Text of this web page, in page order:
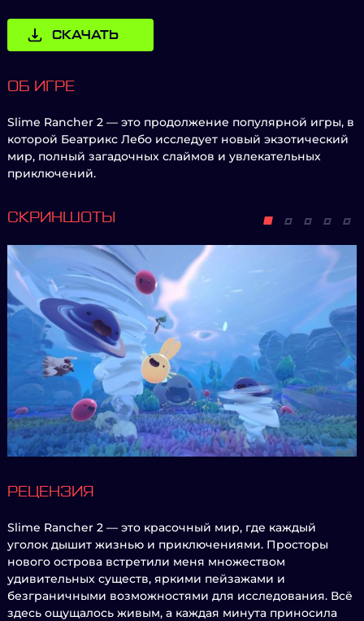
СКАЧАТЬ
ОБ ИГРЕ
Slime Rancher 2 — это продолжение популярной игры, в
которой Беатрикс Лебо исследует новый экзотический
мир, полный загадочных слаймов и увлекательных
приключений.
СКРИНШОТЫ
РЕЦЕНЗИЯ
Slime Rancher 2 — это красочный мир, где каждый
уголок дышит жизнью и приключениями. Просторы
нового острова встретили меня множеством
удивительных существ, яркими пейзажами и
безграничными возможностями для исследования. Всё
здесь ощущалось живым, а каждая минута приносила